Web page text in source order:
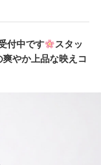
付中です
スタッ
やか上品な映えコ